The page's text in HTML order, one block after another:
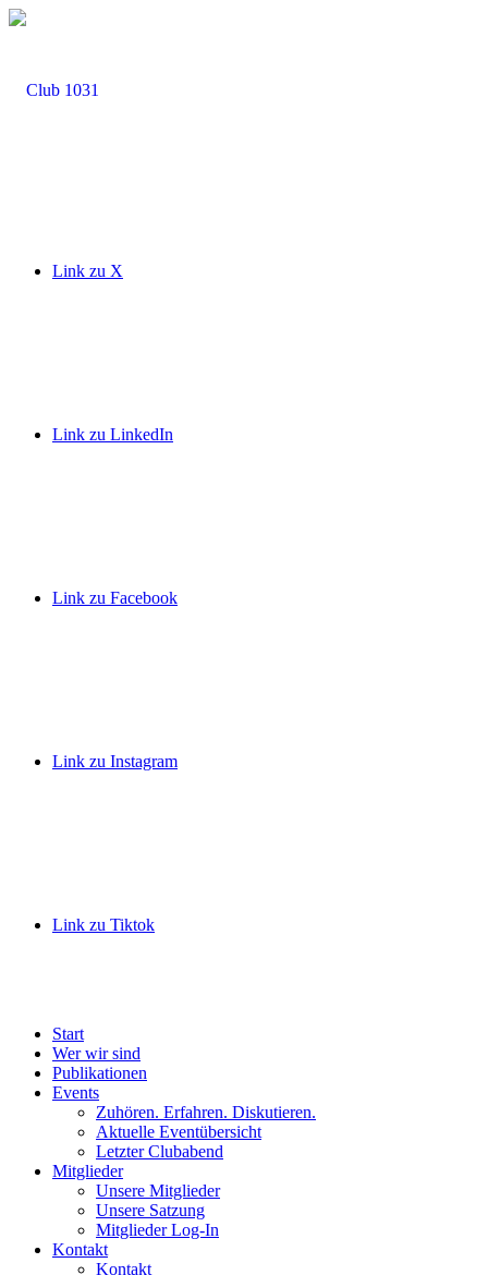
Link zu X
Link zu LinkedIn
Link zu Facebook
Link zu Instagram
Link zu Tiktok
Start
Wer wir sind
Publikationen
Events
Zuhören. Erfahren. Diskutieren.
Aktuelle Eventübersicht
Letzter Clubabend
Mitglieder
Unsere Mitglieder
Unsere Satzung
Mitglieder Log-In
Kontakt
Kontakt